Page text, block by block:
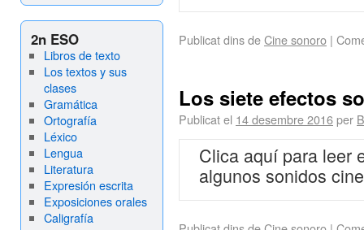
2n ESO
Libros de texto
Los textos y sus
clases
Gramática
Ortografía
Léxico
Lengua
Literatura
Expresión escrita
Exposiciones orales
Caligrafía
Publicat dins deCine sonoro |
Los siete efectos
Publicat el 14 desembre 2016per
Clica aquí para leer
algunos sonidos